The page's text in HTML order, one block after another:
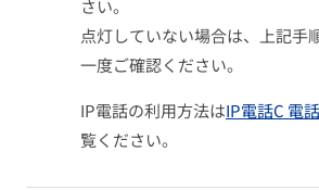
さい。
点灯していない場合は、上記手
一度ご確認ください。
IP電話の利用方法はIP電話C 電
覧ください。